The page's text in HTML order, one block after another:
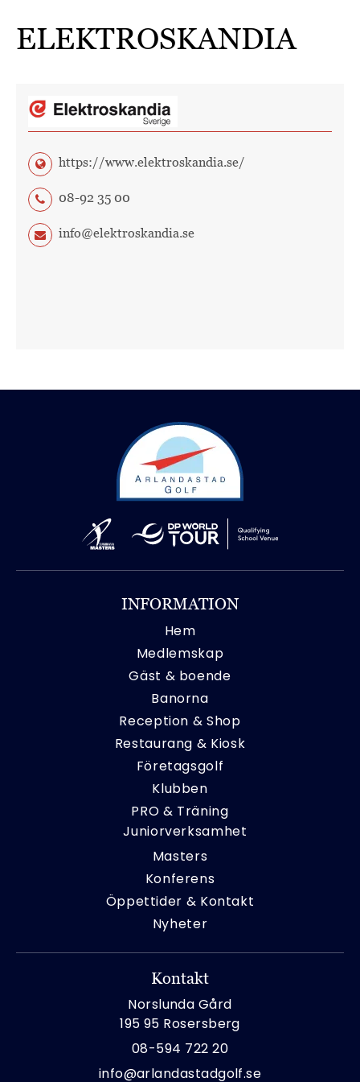
ELEKTROSKANDIA
https://www.elektroskandia.se/
08-92 35 00
info@elektroskandia.se
INFORMATION
Hem
Medlemskap
Gäst & boende
Banorna
Reception & Shop
Restaurang & Kiosk
Företagsgolf
Klubben
PRO & Träning
Juniorverksamhet
Masters
Konferens
Öppettider & Kontakt
Nyheter
Kontakt
Norslunda Gård
195 95 Rosersberg
08-594 722 20
info@arlandastadgolf.se